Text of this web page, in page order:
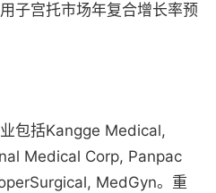
子宫托市场年复合增长率预
包括Kangge Medical,
Medical Corp, Panpac
MedGyn。重